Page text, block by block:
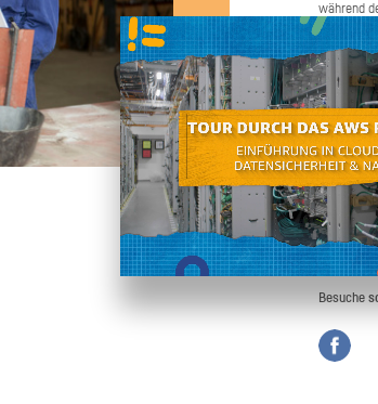
Selbst an­pa­cken
wäh­rend
ma­chen.
Bei­trag
schnel­ler
chen Sie
ren und
den
an, wenn
nen oder
möch­ten.
Besuche